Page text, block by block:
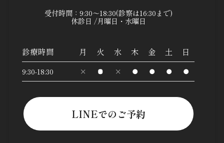
受付時間：9:30～18:30(診察は16:30まで)
休診日 /月曜日・水曜日
診療時間 月 火 水 木 金 土 日
9:30-18:30
LINEでのご予約